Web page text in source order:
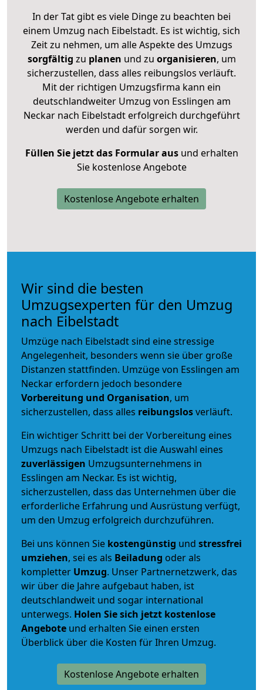
In der Tat gibt es viele Dinge zu beachten bei
einem Umzug nach Eibelstadt. Es ist wichtig, sich
Zeit zu nehmen, um alle Aspekte des Umzugs
sorgfältig zu planen und zu organisieren, um
sicherzustellen, dass alles reibungslos verläuft.
Mit der richtigen Umzugsfirma kann ein
deutschlandweiter Umzug von Esslingen am
Neckar nach Eibelstadt erfolgreich durchgeführt
werden und dafür sorgen wir.
Füllen Sie jetzt das Formular ausund erhalten
Sie kostenlose Angebote
Kostenlose Angebote erhalten
Wir sind die besten
Umzugsexperten für den Umzug
nach Eibelstadt
Umzüge nach Eibelstadt sind eine stressige
Angelegenheit, besonders wenn sie über große
Distanzen stattfinden. Umzüge von Esslingen am
Neckar erfordern jedoch besondere
Vorbereitung und Organisation, um
sicherzustellen, dass alles reibungslosverläuft.
Ein wichtiger Schritt bei der Vorbereitung eines
Umzugs nach Eibelstadt ist die Auswahl eines
zuverlässigen Umzugsunternehmens in
Esslingen am Neckar. Es ist wichtig,
sicherzustellen, dass das Unternehmen über die
erforderliche Erfahrung und Ausrüstung verfügt,
um den Umzug erfolgreich durchzuführen.
Bei uns können Sie kostengünstig und stressfrei
umziehen, sei es als Beiladung oder als
kompletter Umzug. Unser Partnernetzwerk, das
wir über die Jahre aufgebaut haben, ist
deutschlandweit und sogar international
unterwegs. Holen Sie sich jetzt kostenlose
Angebote und erhalten Sie einen ersten
Überblick über die Kosten für Ihren Umzug.
Kostenlose Angebote erhalten